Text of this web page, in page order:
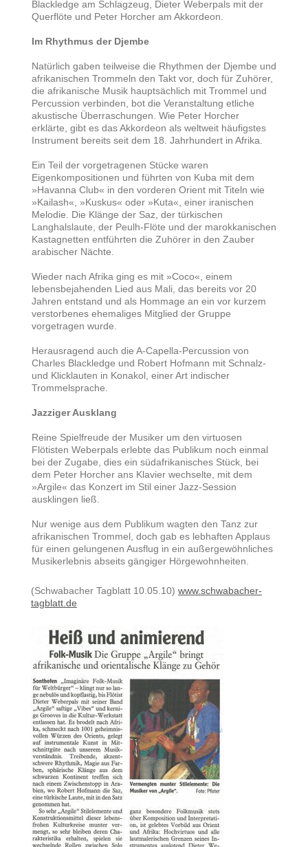
Blackledge am Schlagzeug, Dieter Weberpals mit der
Querflöte und Peter Horcher am Akkordeon.
Im Rhythmus der Djembe
Natürlich gaben teilweise die Rhythmen der Djembe und
afrikanischen Trommeln den Takt vor, doch für Zuhörer,
die afrikanische Musik hauptsächlich mit Trommel und
Percussion verbinden, bot die Veranstaltung etliche
akustische Überraschungen. Wie Peter Horcher
erklärte, gibt es das Akkordeon als weltweit häufigstes
Instrument bereits seit dem 18. Jahrhundert in Afrika.
Ein Teil der vorgetragenen Stücke waren
Eigenkompositionen und führten von Kuba mit dem
»Havanna Club« in den vorderen Orient mit Titeln wie
»Kailash«, »Kuskus« oder »Kuta«, einer iranischen
Melodie. Die Klänge der Saz, der türkischen
Langhalslaute, der Peulh-Flöte und der marokkanischen
Kastagnetten entführten die Zuhörer in den Zauber
arabischer Nächte.
Wieder nach Afrika ging es mit »Coco«, einem
lebensbejahenden Lied aus Mali, das bereits vor 20
Jahren entstand und als Hommage an ein vor kurzem
verstorbenes ehemaliges Mitglied der Gruppe
vorgetragen wurde.
Herausragend auch die A-Capella-Percussion von
Charles Blackledge und Robert Hofmann mit Schnalz-
und Klicklauten in Konakol, einer Art indischer
Trommelsprache.
Jazziger Ausklang
Reine Spielfreude der Musiker um den virtuosen
Flötisten Weberpals erlebte das Publikum noch einmal
bei der Zugabe, dies ein südafrikanisches Stück, bei
dem Peter Horcher ans Klavier wechselte, mit dem
»Argile« das Konzert im Stil einer Jazz-Session
ausklingen ließ.
Nur wenige aus dem Publikum wagten den Tanz zur
afrikanischen Trommel, doch gab es lebhaften Applaus
für einen gelungenen Ausflug in ein außergewöhnliches
Musikerlebnis abseits gängiger Hörgewohnheiten.
(Schwabacher Tagblatt 10.05.10) www.schwabacher-
tagblatt.de